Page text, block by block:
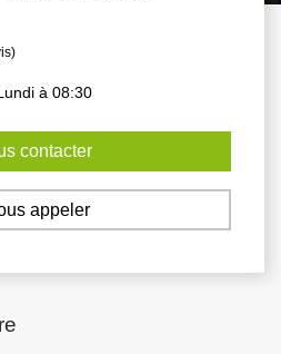
à 08:30
contacter
appeler